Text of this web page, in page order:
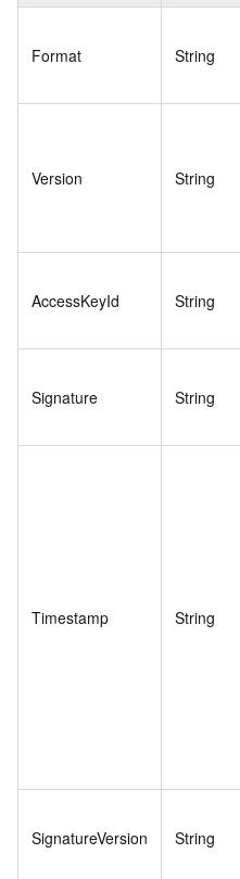
Format String
Version String
AccessKeyId String
Signature String
Timestamp String
SignatureVersion String